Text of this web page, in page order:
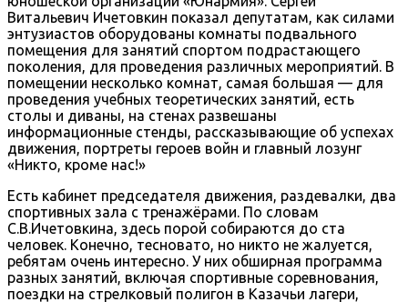
Витальевич Ичетовкин показал депутатам, как силами
энтузиастов оборудованы комнаты подвального
помещения для занятий спортом подрастающего
поколения, для проведения различных мероприятий. В
помещении несколько комнат, самая большая — для
проведения учебных теоретических занятий, есть
столы и диваны, на стенах развешаны
информационные стенды, рассказывающие об успехах
движения, портреты героев войн и главный лозунг
«Никто, кроме нас!»
Есть кабинет председателя движения, раздевалки, два
спортивных зала с тренажёрами. По словам
С.В.Ичетовкина, здесь порой собираются до ста
человек. Конечно, тесновато, но никто не жалуется,
ребятам очень интересно. У них обширная программа
разных занятий, включая спортивные соревнования,
поездки на стрелковый полигон в Казачьи лагери,